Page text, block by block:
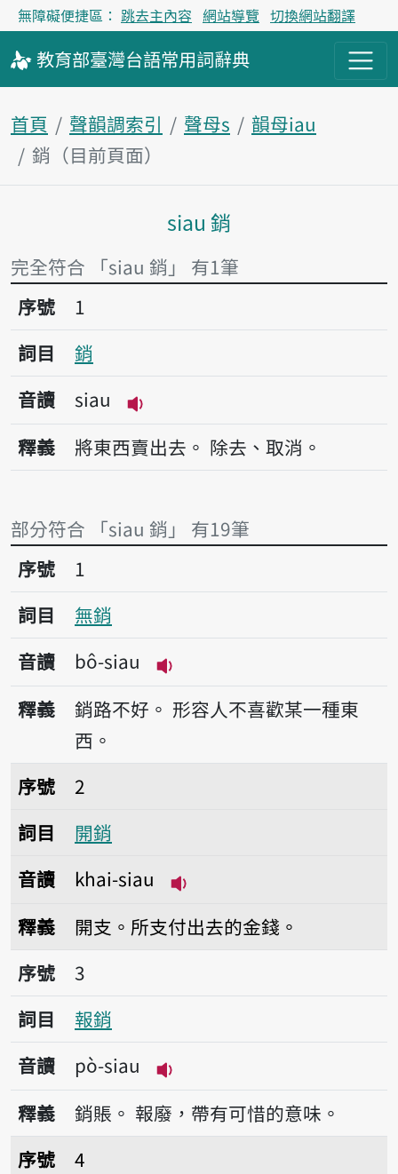
無障礙便捷區： 跳去主內容 網站導覽 切換網站翻譯
教育部臺灣台語常用詞辭典
首頁 聲韻調索引 聲母s
韻母iau
銷（目前頁面）
主內容區塊
siau 銷
完全符合 「siau 銷」 有1筆
序號1銷
序號
1
詞目
銷
音讀
siau
播放音讀siau
釋義 將東西賣出去。 除去、取消。
部分符合 「siau 銷」 有19筆
序號1無銷
序號
1
詞目
無銷
音讀
bô-siau
播放音讀bô-siau
釋義 銷路不好。 形容人不喜歡某一種東
西。
序號2開銷
序號
2
詞目
開銷
音讀
khai-siau
釋義
開支。所支付出去的金錢。
序號3報銷
序號
3
詞目
報銷
音讀
pò-siau
播放音讀pò-siau
釋義 銷賬。 報廢，帶有可惜的意味。
序號4銷路
序號
4